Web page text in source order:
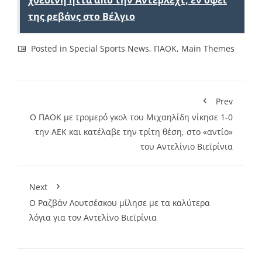
της ρεβάνς στο Βέλγιο
Posted in Special Sports News, ΠΑΟΚ, Main Themes
Prev
Ο ΠΑΟΚ με τρομερό γκολ του Μιχαηλίδη νίκησε 1-0
την ΑΕΚ και κατέλαβε την τρίτη θέση, στο «αντίο»
του Αντελίνιο Βιεϊρίνια
Next
Ο Ραζβάν Λουτσέσκου μίλησε με τα καλύτερα
λόγια για τον Αντελίνο Βιεϊρίνια